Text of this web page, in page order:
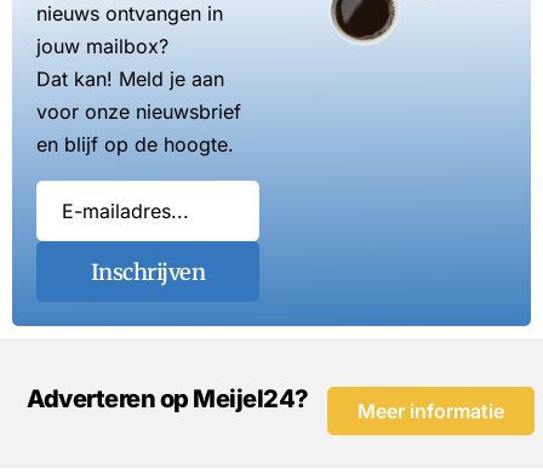
nieuws ontvangen in
jouw mailbox?
Dat kan! Meld je aan
voor onze nieuwsbrief
en blijf op de hoogte.
Inschrijven
Adverteren op Meijel24? Meer informatie